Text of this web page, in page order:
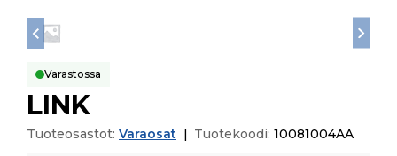
Varastossa
LINK
Tuoteosastot: Varaosat Tuotekoodi: 10081004AA